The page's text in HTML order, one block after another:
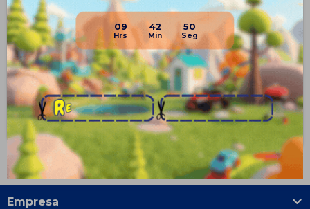
09 42 50
Protecciones Peppa Pig Casco
Rodillera Codera- Patin
$ 893 $ 1.990 55
$ 670
$ 759
$ 804
Disponible Envío
Títere De Mano Peluche
Peppa Pig George Felpa 20cm
- George
$ 368 590 37
$
276
$
313
$ 331
Empresa